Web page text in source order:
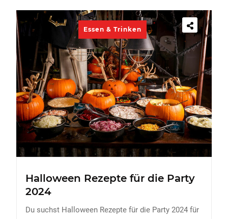
Essen & Trinken
Halloween Rezepte für die Party
2024
Du suchst Halloween Rezepte für die Party 2024 für